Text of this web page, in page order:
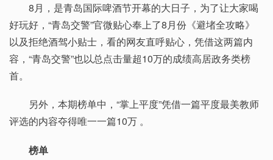
8月，是青岛国际啤酒节开幕的大日子，为了让大家喝
好玩好，“青岛交警”官微贴心奉上了8月份《避堵全攻略》
以及拒绝酒驾小贴士，看的网友直呼贴心，凭借这两篇内
容，“青岛交警”也以总点击量超10万的成绩高居政务类榜
首。
另外，本期榜单中，“掌上平度”凭借一篇平度最美教师
评选的内容夺得唯一一篇10万 。
榜单